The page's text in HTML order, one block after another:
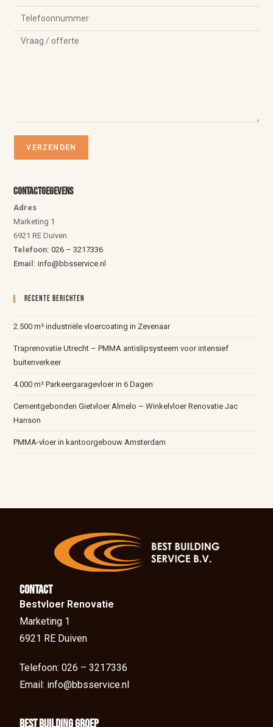
Contactgegevens
Adres
Marketing 1
6921 RE Duiven
Telefoon:026 – 3217336
Email: info@bbsservice.nl
Recente Berichten
2.500 m² industriële vloercoating in Zevenaar
Traprenovatie Utrecht – PMMA antislipsysteem voor intensief
buitenverkeer
4.000 m² Parkeergaragevloer in 6 Dagen
Cementgebonden Gietvloer Almelo – Winkelvloer Renovatie Jac
Hanson
PMMA-vloer in kantoorgebouw Amsterdam
Contact
Bestvloer Renovatie
Marketing 1
6921 RE Duiven
Telefoon: 026 – 3217336
Email: info@bbsservice.nl
BEst Building groep